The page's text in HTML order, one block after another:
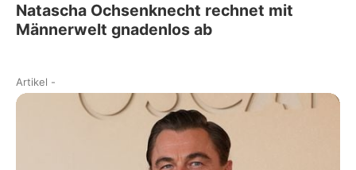
Natascha Ochsenknecht rechnet mit
Männerwelt gnadenlos ab
Artikel -